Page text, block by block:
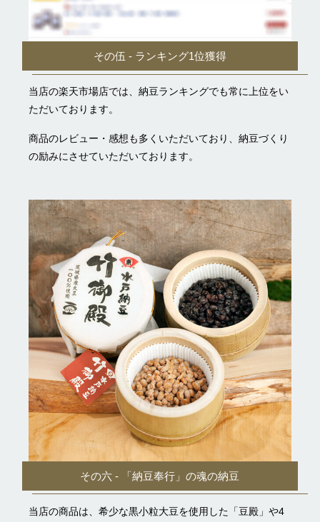
その伍 - ランキング1位獲得
当店の楽天市場店では、納豆ランキングでも常に上位をい
ただいております。
商品のレビュー・感想も多くいただいており、納豆づくり
の励みにさせていただいております。
その六 - 「納豆奉行」の魂の納豆
当店の商品は、希少な黒小粒大豆を使用した「豆殿」や4